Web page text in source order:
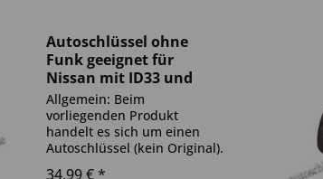
Autoschlüssel ohne
Funk geeignet für
Nissan mit ID33 und
NSN11 (Aftermarket
Produkt)
Allgemein: Beim
vorliegenden Produkt
handelt es sich um einen
Autoschlüssel (kein Original).
34,99 € *